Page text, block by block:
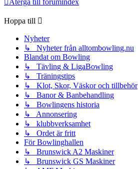
Återgå till forumindex
Hoppa till
Nyheter
↳ Nyheter från alltombowling.nu
Blandat om Bowling
↳ Tävling & LigaBowling
↳ Träningstips
↳ Klot, Skor, Väskor och tillbehör
↳ Banor & Banbehandling
↳ Bowlingens historia
↳ Annonsering
↳ klubbverksamhet
↳ Ordet är fritt
För Bowlinghallen
↳ Brunswick A2 Maskiner
↳ Brunswick GS Maskiner